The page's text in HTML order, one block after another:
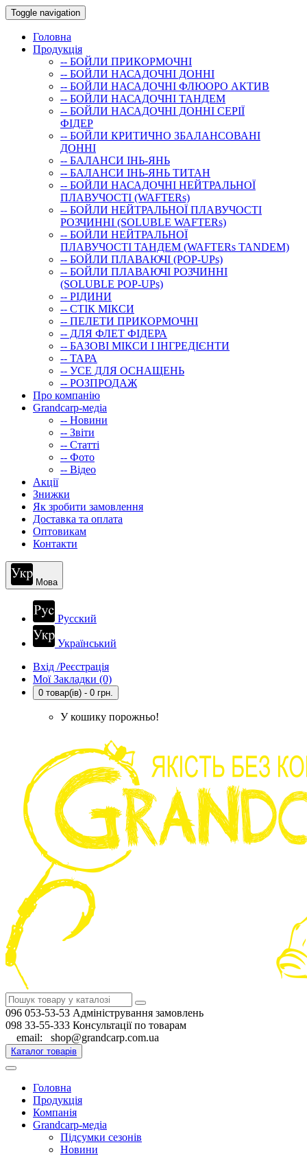
Toggle navigation
Головна
Продукція
-- БОЙЛИ ПРИКОРМОЧНI
-- БОЙЛИ НАСАДОЧНI ДОННI
-- БОЙЛИ НАСАДОЧНІ ФЛЮОРО АКТИВ
-- БОЙЛИ НАСАДОЧНІ ТАНДЕМ
-- БОЙЛИ НАСАДОЧНI ДОННI СЕРIÏ
ФIДЕР
-- БОЙЛИ КРИТИЧНО ЗБАЛАНСОВАНІ
ДОННІ
-- БАЛАНСИ ІНЬ-ЯНЬ
-- БАЛАНСИ ІНЬ-ЯНЬ ТИТАН
-- БОЙЛИ НАСАДОЧНI НЕЙТРАЛЬНОÏ
ПЛАВУЧОСТI (WAFTERs)
-- БОЙЛИ НЕЙТРАЛЬНОЇ ПЛАВУЧОСТІ
РОЗЧИННІ (SOLUBLE WAFTERs)
-- БОЙЛИ НЕЙТРАЛЬНОЇ
ПЛАВУЧОСТІ ТАНДЕМ (WAFTERs TANDEM)
-- БОЙЛИ ПЛАВАЮЧІ (POP-UPs)
-- БОЙЛИ ПЛАВАЮЧI РОЗЧИННI
(SOLUBLE POP-UPs)
-- РIДИНИ
-- СТIК МIКСИ
-- ПЕЛЕТИ ПРИКОРМОЧНІ
-- ДЛЯ ФЛЕТ ФІДЕРА
-- БАЗОВІ МІКСИ І ІНГРЕДІЄНТИ
-- ТАРА
-- УСЕ ДЛЯ ОСНАЩЕНЬ
-- РОЗПРОДАЖ
Про компанію
Grandcarp-медіа
-- Новини
-- Звіти
-- Статті
-- Фото
-- Відео
Акції
Знижки
Як зробити замовлення
Доставка та оплата
Оптовикам
Контакти
Мова
Русский
Український
Вхід /Реєстрація
Мої Закладки (0)
0 товар(ів) - 0 грн.
У кошику порожньо!
096 053-53-53 Адміністрування замовлень
098 33-55-333 Консультації по товарам
email: shop@grandcarp.com.ua
Каталог товарів
Головна
Продукція
Компанія
Grandcarp-медіа
Підсумки сезонів
Новини